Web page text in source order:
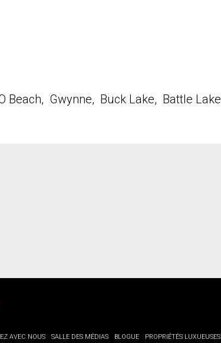
Gwynne, Buck Lake, Battle Lake
AVEC NOUS SALLE DES MÉDIAS BLOGUE PROPRIÉTÉS LUXUEUSES